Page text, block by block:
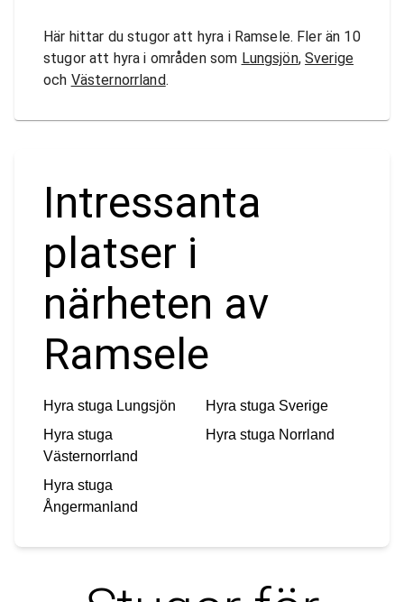
Här hittar du stugor att hyra i Ramsele. Fler än 10
stugor att hyra i områden som Lungsjön,Sverige
och Västernorrland.
Intressanta
platser i
närheten av
Ramsele
Hyra stuga Lungsjön Hyra stuga Sverige
Hyra stuga
Västernorrland
Hyra stuga Norrland
Hyra stuga
Ångermanland